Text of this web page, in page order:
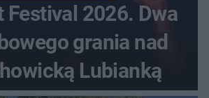
Festival 2026. Dwa
grania nad
Lubianką